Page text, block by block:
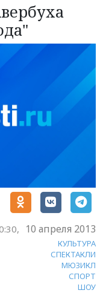
10 апреля 2013
КУЛЬТУРА
СПЕКТАКЛИ
МЮЗИКЛ
СПОРТ
ШОУ